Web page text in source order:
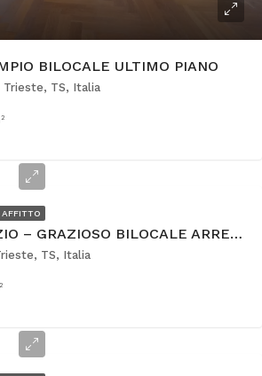
BILOCALE ULTIMO PIANO
Trieste, TS, Italia
AFFITTO
VIALE D’ANNUNZIO – GRAZIOSO BILOCALE ARREDATO
TS, Italia